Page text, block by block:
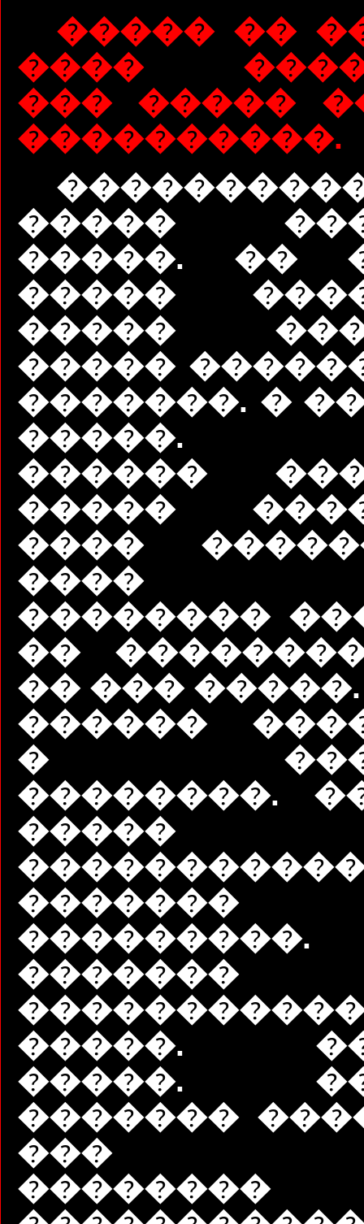
����� ��
����
��� �����
����������.
�����
�����. ��
�����
�����
�����
�������. �
�����.
������
�����
����
����
��������
��
�� ���
������
�
��������.
�����
�������
���������.
�������
�����.
�����.
�������
���